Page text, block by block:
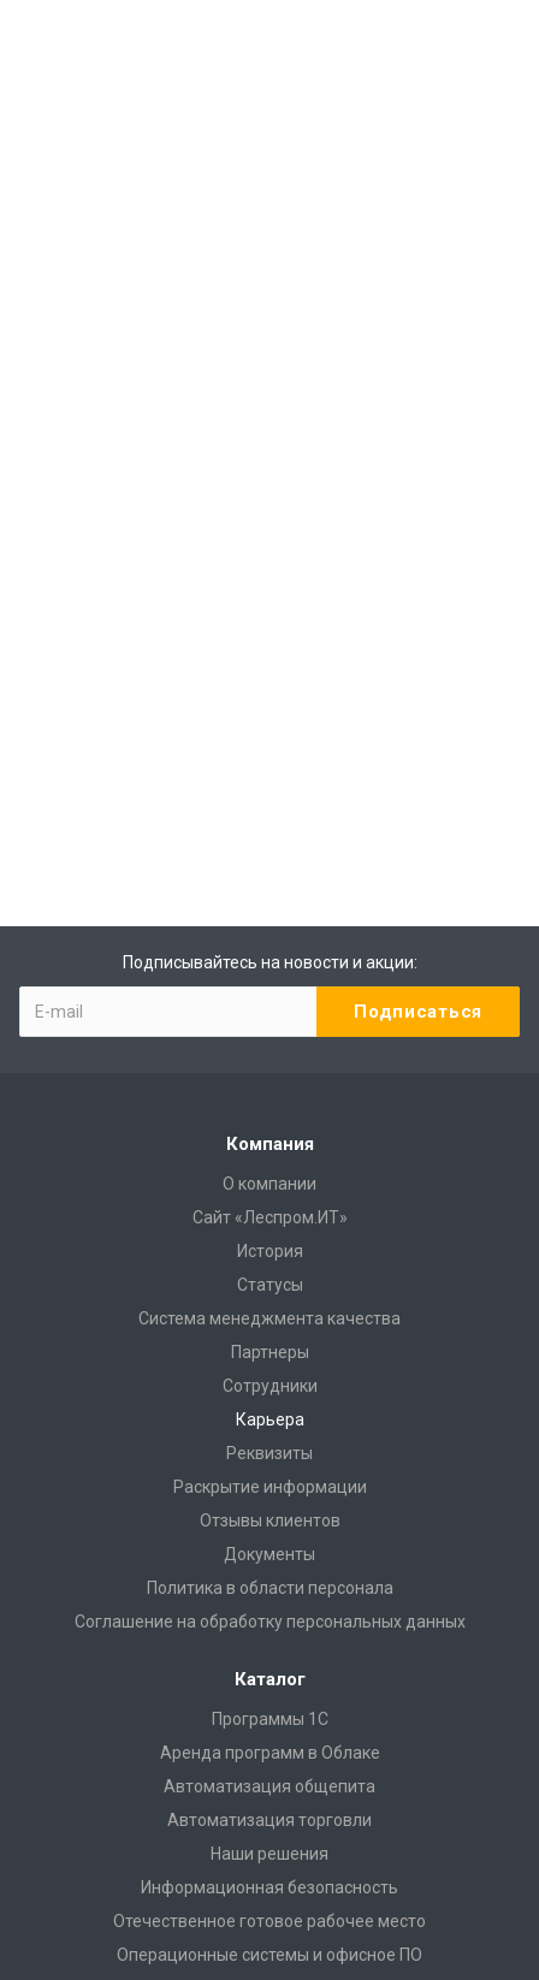
Подписывайтесь на новости и акции:
Компания
О компании
Сайт «Леспром.ИТ»
История
Статусы
Система менеджмента качества
Партнеры
Сотрудники
Карьера
Реквизиты
Раскрытие информации
Отзывы клиентов
Документы
Политика в области персонала
Соглашение на обработку персональных данных
Каталог
Программы 1С
Аренда программ в Облаке
Автоматизация общепита
Автоматизация торговли
Наши решения
Информационная безопасность
Отечественное готовое рабочее место
Операционные системы и офисное ПО